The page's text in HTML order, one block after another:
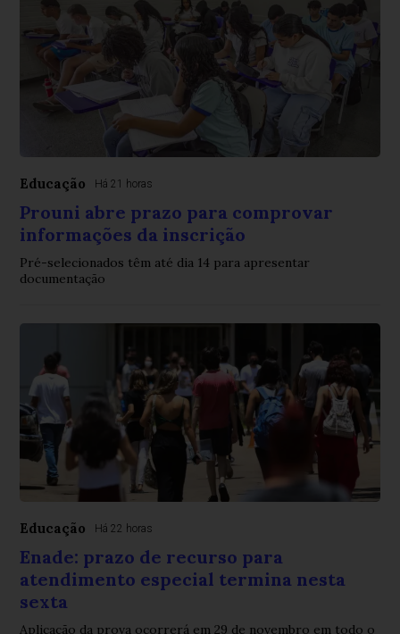
Educação Há 21 horas
Prouni abre prazo para comprovar
informações da inscrição
Pré-selecionados têm até dia 14 para apresentar
documentação
Educação Há 22 horas
Enade: prazo de recurso para
atendimento especial termina nesta
sexta
Aplicação da prova ocorrerá em 29 de novembro em todo o